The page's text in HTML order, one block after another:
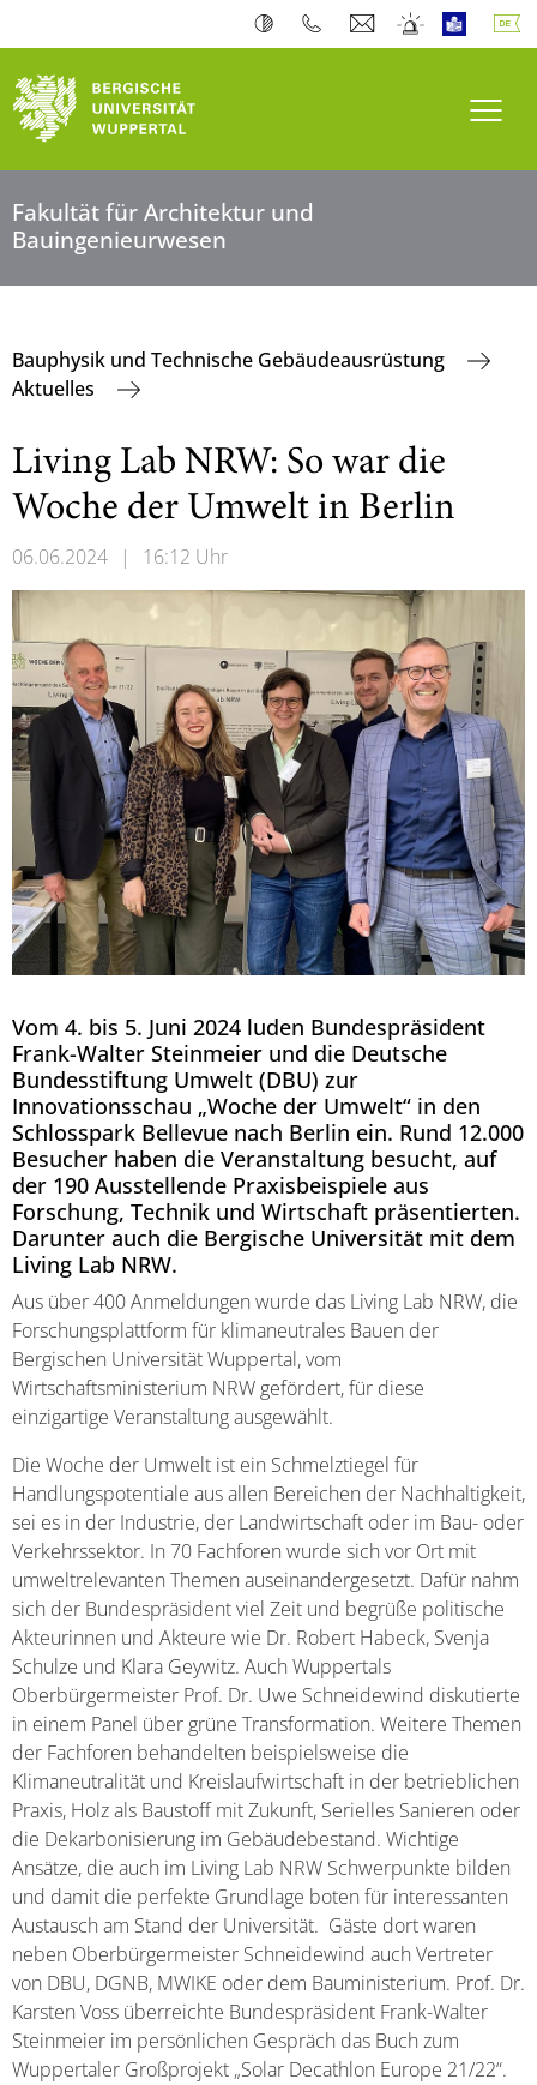
Fakultät für Architektur und
Bauingenieurwesen
Bauphysik und Technische Gebäudeausrüstung
Aktuelles
Living Lab NRW: So war die
Woche der Umwelt in Berlin
06.06.2024 | 16:12 Uhr
Vom 4. bis 5. Juni 2024 luden Bundespräsident
Frank-Walter Steinmeier und die Deutsche
Bundesstiftung Umwelt (DBU) zur
Innovationsschau „Woche der Umwelt“ in den
Schlosspark Bellevue nach Berlin ein. Rund 12.000
Besucher haben die Veranstaltung besucht, auf
der 190 Ausstellende Praxisbeispiele aus
Forschung, Technik und Wirtschaft präsentierten.
Darunter auch die Bergische Universität mit dem
Living Lab NRW.
Aus über 400 Anmeldungen wurde das Living Lab NRW, die
Forschungsplattform für klimaneutrales Bauen der
Bergischen Universität Wuppertal, vom
Wirtschaftsministerium NRW gefördert, für diese
einzigartige Veranstaltung ausgewählt.
Die Woche der Umwelt ist ein Schmelztiegel für
Handlungspotentiale aus allen Bereichen der Nachhaltigkeit,
sei es in der Industrie, der Landwirtschaft oder im Bau- oder
Verkehrssektor. In 70 Fachforen wurde sich vor Ort mit
umweltrelevanten Themen auseinandergesetzt. Dafür nahm
sich der Bundespräsident viel Zeit und begrüße politische
Akteurinnen und Akteure wie Dr. Robert Habeck, Svenja
Schulze und Klara Geywitz. Auch Wuppertals
Oberbürgermeister Prof. Dr. Uwe Schneidewind diskutierte
in einem Panel über grüne Transformation. Weitere Themen
der Fachforen behandelten beispielsweise die
Klimaneutralität und Kreislaufwirtschaft in der betrieblichen
Praxis, Holz als Baustoff mit Zukunft, Serielles Sanieren oder
die Dekarbonisierung im Gebäudebestand. Wichtige
Ansätze, die auch im Living Lab NRW Schwerpunkte bilden
und damit die perfekte Grundlage boten für interessanten
Austausch am Stand der Universität. Gäste dort waren
neben Oberbürgermeister Schneidewind auch Vertreter
von DBU, DGNB, MWIKE oder dem Bauministerium. Prof. Dr.
Karsten Voss überreichte Bundespräsident Frank-Walter
Steinmeier im persönlichen Gespräch das Buch zum
Wuppertaler Großprojekt „Solar Decathlon Europe 21/22“.